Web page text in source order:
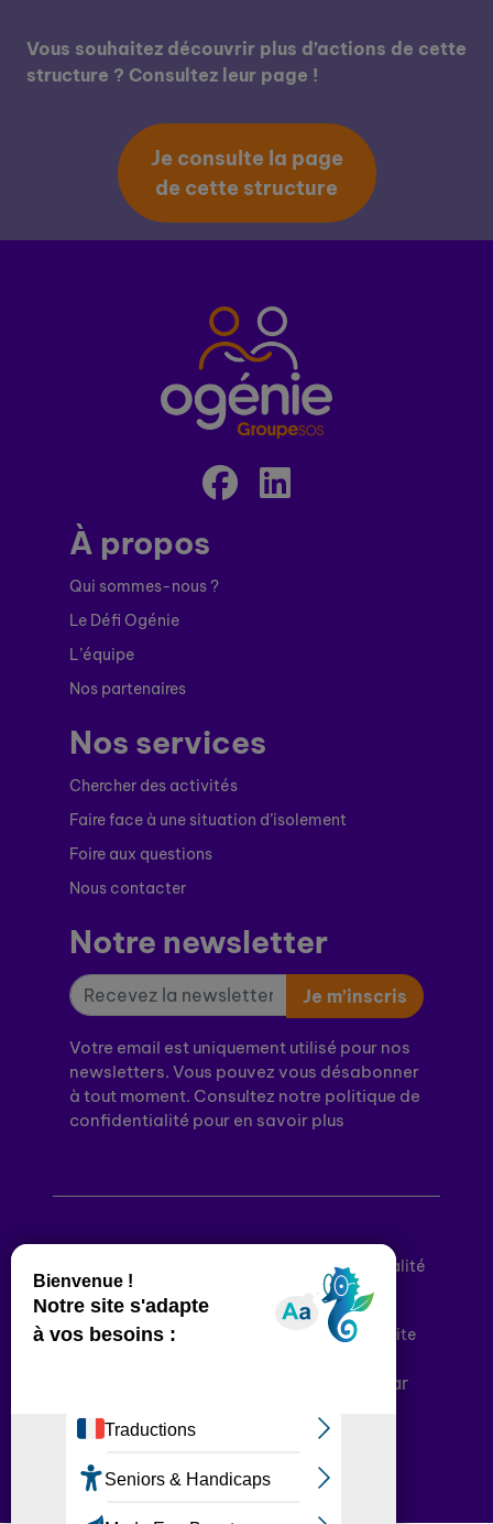
Vous souhaitez découvrir plus d’actions de cette
structure ? Consultez leur page !
Je consulte la page
de cette structure
À propos
Qui sommes-nous ?
Le Défi Ogénie
L’équipe
Nos partenaires
Nos services
Chercher des activités
Faire face à une situation d’isolement
Foire aux questions
Nous contacter
Notre newsletter
Je m’inscris
Votre email est uniquement utilisé pour nos
newsletters. Vous pouvez vous désabonner
à tout moment. Consultez notre politique de
confidentialité pour en savoir plus
Politique de confidentialité
Conditions générales d’utilisation
Déclaration d’accessibilité
Plan du site
Plateforme développée en France par